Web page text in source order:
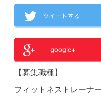
【募集職種】
フィットネストレーナ